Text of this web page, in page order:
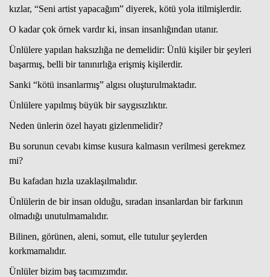
kızlar, “Seni artist yapacağım” diyerek, kötü yola itilmişlerdir.
O kadar çok örnek vardır ki, insan insanlığından utanır.
Ünlülere yapılan haksızlığa ne demelidir: Ünlü kişiler bir şeyleri
başarmış, belli bir tanınırlığa erişmiş kişilerdir.
Sanki “kötü insanlarmış” algısı oluşturulmaktadır.
Ünlülere yapılmış büyük bir saygısızlıktır.
Neden ünlerin özel hayatı gizlenmelidir?
Bu sorunun cevabı kimse kusura kalmasın verilmesi gerekmez
mi?
Bu kafadan hızla uzaklaşılmalıdır.
Ünlülerin de bir insan olduğu, sıradan insanlardan bir farkının
olmadığı unutulmamalıdır.
Bilinen, görünen, aleni, somut, elle tutulur şeylerden
korkmamalıdır.
Ünlüler bizim baş tacımızımdır.